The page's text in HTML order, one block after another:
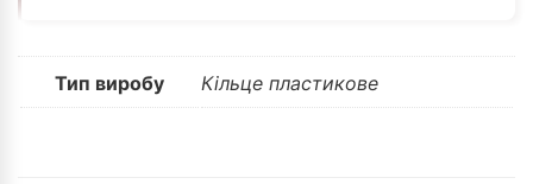
Тип виробу Кільце пластикове